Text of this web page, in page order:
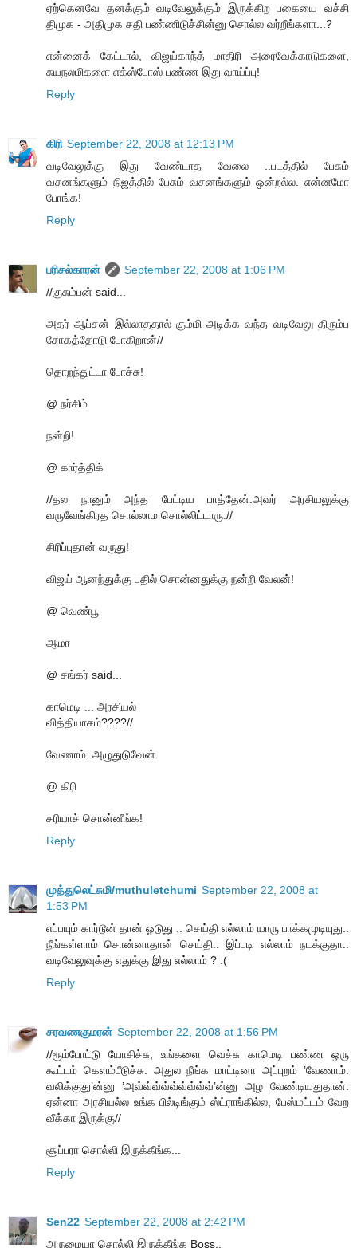
ஏற்கெனவே தனக்கும் வடிவேலுக்கும் இருக்கிற பகையை வச்சி
திமுக - அதிமுக சதி பண்ணிடுச்சின்னு சொல்ல வர்றீங்களா...?
என்னைக் கேட்டால், விஜய்காந்த் மாதிரி அரைவேக்காடுகளை,
சுயநலமிகளை எக்ஸ்போஸ் பண்ண இது வாய்ப்பு!
Reply
கிரி September 22, 2008 at 12:13 PM
வடிவேலுக்கு இது வேண்டாத வேலை ..படத்தில் பேசும்
வசனங்களும் நிஜத்தில் பேசும் வசனங்களும் ஒன்றல்ல. என்னமோ
போங்க!
Reply
பரிசல்காரன்
September 22, 2008 at 1:06 PM
//குசும்பன் said...
அதர் ஆப்சன் இல்லாததால் கும்மி அடிக்க வந்த வடிவேலு திரும்ப
சோகத்தோடு போகிறான்//
தொறந்துட்டா போச்சு!
@ நர்சிம்
நன்றி!
@ கார்த்திக்
//தல நானும் அந்த பேட்டிய பாத்தேன்.அவர் அரசியலுக்கு
வருவேங்கிரத சொல்லாம சொல்லிட்டாரு.//
சிரிப்புதான் வருது!
விஜய் ஆனந்துக்கு பதில் சொன்னதுக்கு நன்றி வேலன்!
@ வெண்பூ
ஆமா
@ சங்கர் said...
காமெடி ... அரசியல்
வித்தியாசம்????//
வேணாம். அழுதுடுவேன்.
@ கிரி
சரியாச் சொன்னீங்க!
Reply
முத்துலெட்சுமி/muthuletchumi September 22, 2008 at
1:53 PM
எப்பயும் கார்டூன் தான் ஓடுது .. செய்தி எல்லாம் யாரு பாக்கமுடியுது..
நீங்கள்ளாம் சொன்னாதான் செய்தி.. இப்படி எல்லாம் நடக்குதா..
வடிவேலுவுக்கு எதுக்கு இது எல்லாம் ? :(
Reply
சரவணகுமரன் September 22, 2008 at 1:56 PM
//ரூம்போட்டு யோசிச்சு, உங்களை வெச்சு காமெடி பண்ண ஒரு
கூட்டம் கெளம்பீடுச்சு. அதுல நீங்க மாட்டினா அப்புறம் ’வேணாம்.
வலிக்குது’ன்னு ’அவ்வ்வ்வ்வ்வ்வ்வ்வ்’ன்னு அழ வேண்டியதுதான்.
ஏன்னா அரசியல்ல உங்க பில்டிங்கும் ஸ்ட்ராங்கில்ல, பேஸ்மட்டம் வேற
வீக்கா இருக்கு//
சூப்பரா சொல்லி இருக்கீங்க...
Reply
Sen22 September 22, 2008 at 2:42 PM
அருமையா சொல்லி இருக்கீங்க Boss..